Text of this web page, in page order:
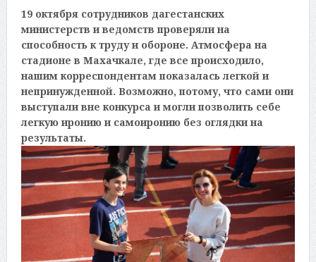
19 октября сотрудников дагестанских
министерств и ведомств проверяли на
способность к труду и обороне. Атмосфера на
стадионе в Махачкале, где все происходило,
нашим корреспондентам показалась легкой и
непринужденной. Возможно, потому, что сами они
выступали вне конкурса и могли позволить себе
легкую иронию и самоиронию без оглядки на
результаты.